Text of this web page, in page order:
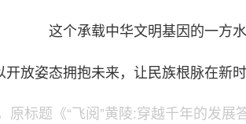
这个承载中华文明基因的一方水
开放姿态拥抱未来，让民族根脉在新
原标题《“飞阅”黄陵:穿越千年的发